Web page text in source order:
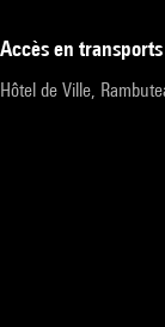
accès en transports
Hôtel de Ville,